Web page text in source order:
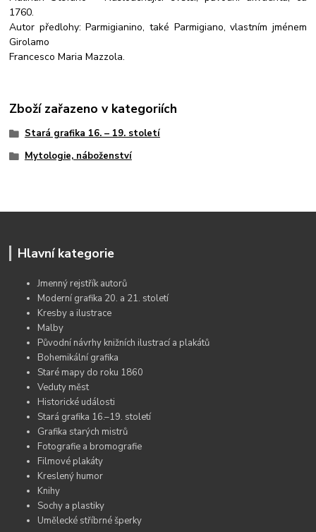
1760.
Autor předlohy: Parmigianino, také Parmigiano, vlastním jménem
Girolamo
Francesco Maria Mazzola.
Zboží zařazeno v kategoriích
Stará grafika 16. – 19. století
Mytologie, náboženství
Hlavní kategorie
Jmenný rejstřík autorů
Moderní grafika 20. a 21. století
Kresby a ilustrace
Malby
Původní návrhy knižních ilustrací a plakátů
Bohemikální grafika
Staré mapy do roku 1860
Veduty měst
Historické události
Stará grafika 16.–19. století
Grafika starých mistrů
Fotografie a bromografie
Filmové plakáty
Kreslený humor
Knihy
Sochy a plastiky
Umělecké stříbrné šperky